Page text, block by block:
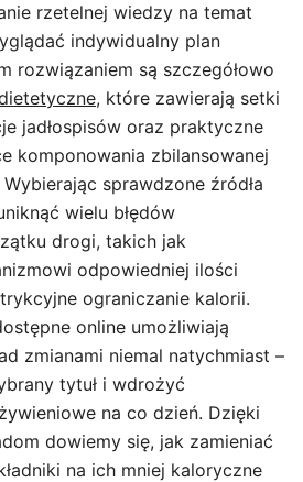
rzetelnej wiedzy na temat
indywidualny plan
rozwiązaniem są szczegółowo
, które zawierają setki
jadłospisów oraz praktyczne
komponowania zbilansowanej
sprawdzone źródła
wielu błędów
drogi, takich jak
odpowiedniej ilości
ograniczanie kalorii.
online umożliwiają
zmianami niemal natychmiast –
tytuł i wdrożyć
na co dzień. Dzięki
dowiemy się, jak zamieniać
na ich mniej kaloryczne